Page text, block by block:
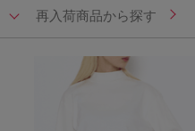
再入荷商品から探す